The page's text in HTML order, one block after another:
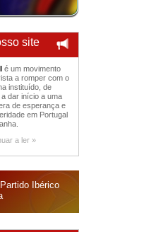
site
é um movimento
a romper com o
instituído, de
dar início a uma
de esperança e
em Portugal
a ler »
Ibérico